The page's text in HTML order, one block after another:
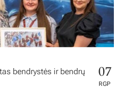
bendrystės ir bendrų
07
RGP